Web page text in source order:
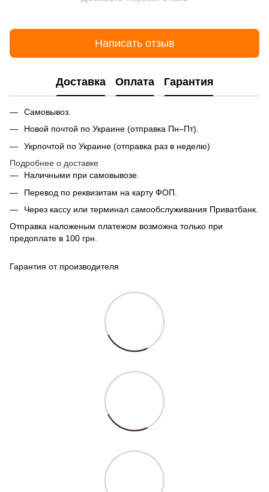
Написать отзыв
Доставка Оплата Гарантия
Самовывоз.
Новой почтой по Украине (отправка Пн–Пт).
Укрпочтой по Украине (отправка раз в неделю)
Подробнее о доставке
Наличными при самовывозе.
Перевод по реквизитам на карту ФОП.
Через кассу или терминал самообслуживания Приватбанк.
Отправка наложеным платежом возможна только при
предоплате в 100 грн.
Гарантия от производителя